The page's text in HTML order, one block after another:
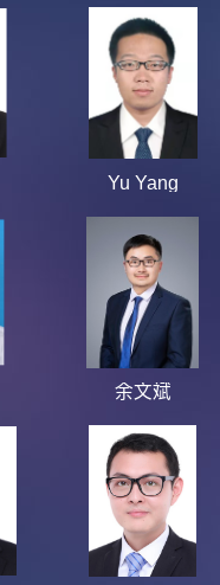
Yu Yang
余文斌